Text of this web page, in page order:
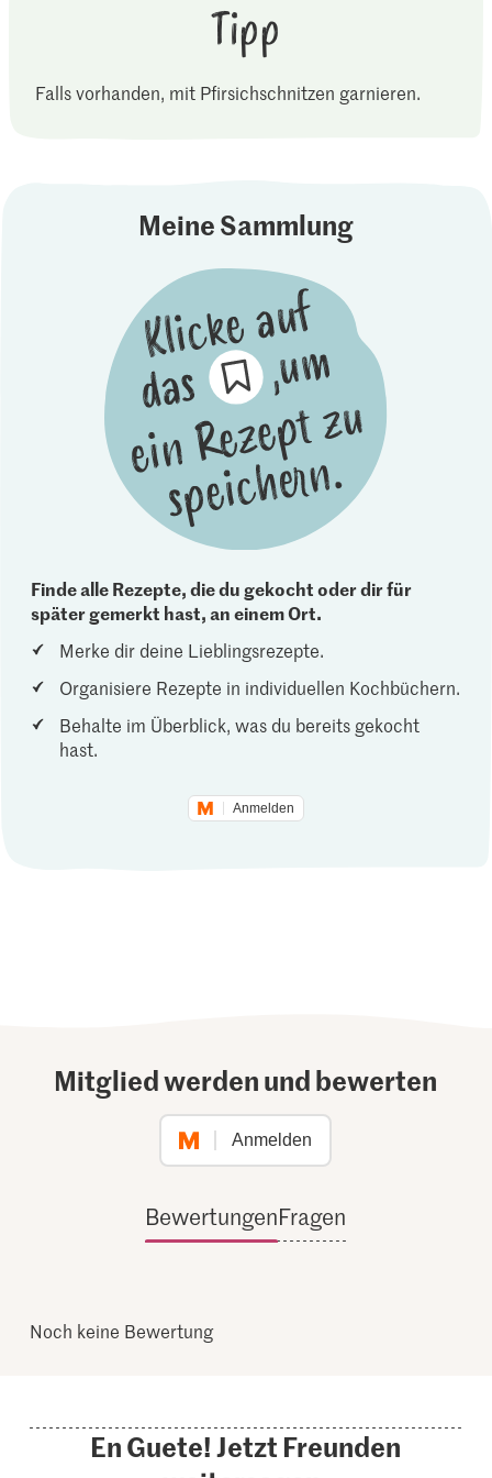
Tipp
Falls vorhanden, mit Pfirsichschnitzen garnieren.
Meine Sammlung
Finde alle Rezepte, die du gekocht oder dir für
später gemerkt hast, an einem Ort.
Merke dir deine Lieblingsrezepte.
Organisiere Rezepte in individuellen Kochbüchern.
Behalte im Überblick, was du bereits gekocht
hast.
Anmelden
Mitglied werden und bewerten
Anmelden
BewertungenFragen
Noch keine Bewertung
En Guete! Jetzt Freunden